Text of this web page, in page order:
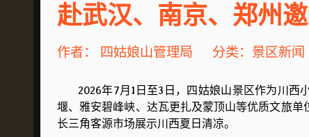
赴武汉、南京、郑州
作者： 四姑娘山管理局 分类： 景区新闻
2026年7月1日至3日，四姑娘山景区作为川西
堰、雅安碧峰峡、达瓦更扎及蒙顶山等优质文旅
长三角客源市场展示川西夏日清凉。